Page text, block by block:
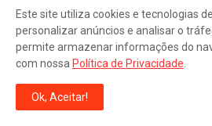
Este site utiliza cookies e tecnologias
personalizar anúncios e analisar o
permite armazenar informações do
com nossa Política de Privacidade
Ok, Aceitar!